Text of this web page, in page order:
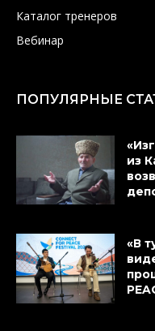
Каталог тренеров
Вебинар
ПОПУЛЯРНЫЕ
из
«В